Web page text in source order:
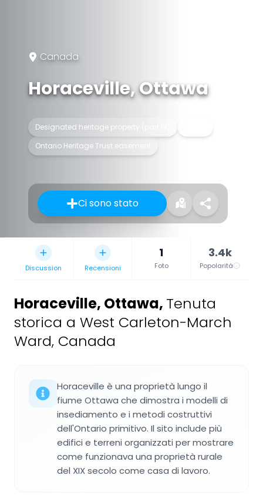
Canada
Horaceville, Ottawa
Designated heritage property (part IV)
Ontario Heritage Trust easement
Ci sono stato
Discussion Recensioni
1
Foto
3.4k
Popolarità
Horaceville, Ottawa, Tenuta
storica a West Carleton-March
Ward, Canada
Horaceville è una proprietà lungo il
fiume Ottawa che dimostra i modelli di
insediamento e i metodi costruttivi
dell'Ontario primitivo. Il sito include più
edifici e terreni organizzati per mostrare
come funzionava una proprietà rurale
del XIX secolo come casa di lavoro.